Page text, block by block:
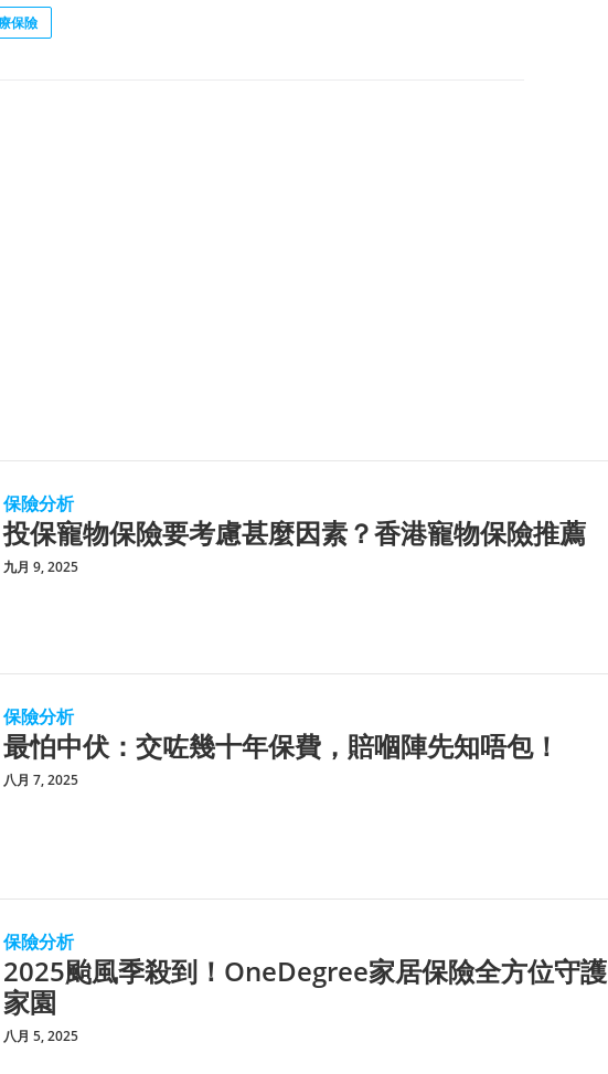
保險
保險分析
投保寵物保險要考慮甚麼因素？香港寵物保險推薦
九月 9, 2025
保險分析
最怕中伏：交咗幾十年保費，賠嗰陣先知唔包！
八月 7, 2025
保險分析
2025颱風季殺到！OneDegree家居保險全方位守護
家園
八月 5, 2025